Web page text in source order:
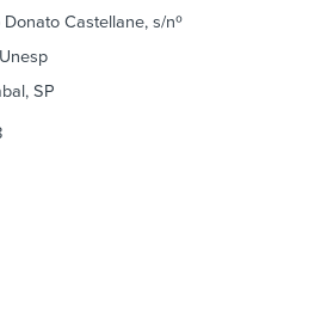
Castellane, s/nº
SP